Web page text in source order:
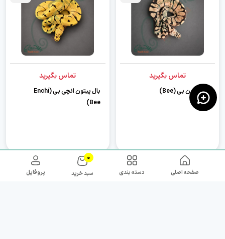
صفحه اصلی دسته بندی
0
سبد خرید پروفایل
تماس بگیرید
بال پیتون بی (Bee)
تماس بگیرید
بال پیتون انچی بی (Enchi
Bee)